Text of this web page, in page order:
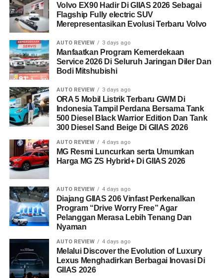
Volvo EX90 Hadir Di GIIAS 2026 Sebagai
Flagship Fully electric SUV
Merepresentasikan Evolusi Terbaru Volvo
AUTO REVIEW 3 days ago
Manfaatkan Program Kemerdekaan
Service 2026 Di Seluruh Jaringan Diler Dan
Bodi Mitshubishi
AUTO REVIEW 3 days ago
ORA 5 Mobil Listrik Terbaru GWM Di
Indonesia Tampil Perdana Bersama Tank
500 Diesel Black Warrior Edition Dan Tank
300 Diesel Sand Beige Di GIIAS 2026
AUTO REVIEW 4 days ago
MG Resmi Luncurkan serta Umumkan
Harga MG ZS Hybrid+ Di GIIAS 2026
AUTO REVIEW 4 days ago
Diajang GIIAS 206 Vinfast Perkenalkan
Program “Drive Worry Free” Agar
Pelanggan Merasa Lebih Tenang Dan
Nyaman
AUTO REVIEW 4 days ago
Melalui Discover the Evolution of Luxury
Lexus Menghadirkan Berbagai Inovasi Di
GIIAS 2026